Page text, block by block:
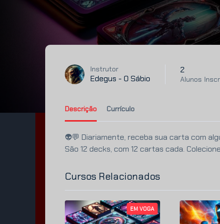
Instrutor
Edegus - O Sábio
2
Alunos
Descrição Currículo
👽💬 Diariamente, receba sua carta com
São 12 decks, com 12 cartas cada.
Cursos Relacionados
EM VOGA